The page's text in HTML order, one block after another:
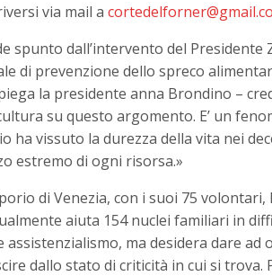
via mail a
spunto dall’intervento del Presidente
di prevenzione dello spreco
la presidente anna Brondino –
su questo argomento. E’ un
ha vissuto la durezza della vita nei
estremo di ogni risorsa.»
di Venezia, con i suoi 75
aiuta 154 nuclei familiari in
assistenzialismo, ma desidera dare
dallo stato di criticità in cui si trova.